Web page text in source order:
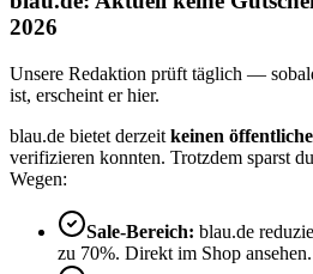
2026
Unsere Redaktion prüft täglich —
ist, erscheint er hier.
blau.de bietet derzeit keinen
verifizieren konnten. Trotzdem sparst
Wegen:
Sale-Bereich: blau.de
zu 70%. Direkt im Shop ansehen.